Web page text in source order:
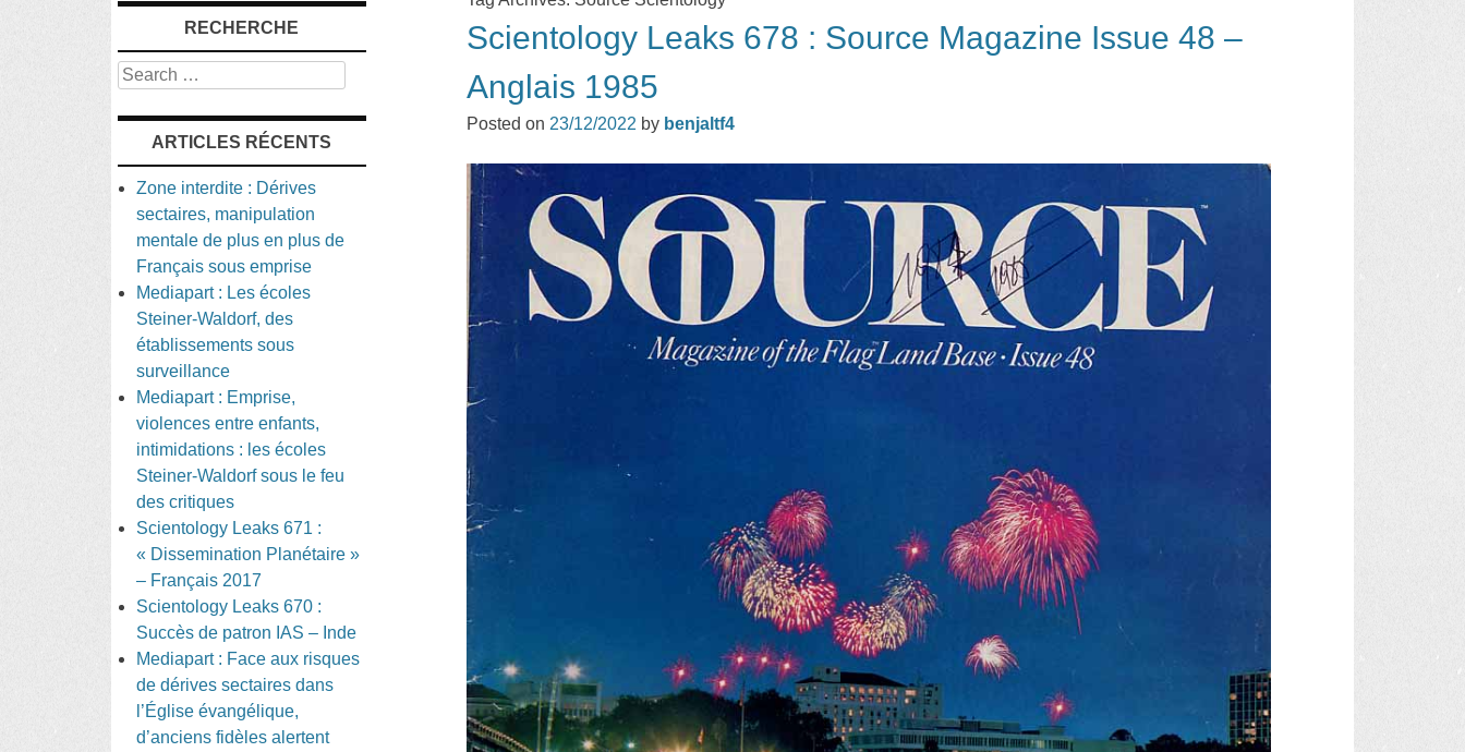
CONTENT
Scientology Leaks 678 : Source Magazine Issue 48 –
Anglais 1985
Posted on 23/12/2022 by benjaltf4
RECHERCHE
Search
ARTICLES RÉCENTS
Zone interdite : Dérives
sectaires, manipulation
mentale de plus en plus de
Français sous emprise
Mediapart : Les écoles
Steiner-Waldorf, des
établissements sous
surveillance
Mediapart : Emprise,
violences entre enfants,
intimidations : les écoles
Steiner-Waldorf sous le feu
des critiques
Scientology Leaks 671 :
« Dissemination Planétaire »
– Français 2017
Scientology Leaks 670 :
Succès de patron IAS – Inde
Mediapart : Face aux risques
de dérives sectaires dans
l’Église évangélique,
d’anciens fidèles alertent